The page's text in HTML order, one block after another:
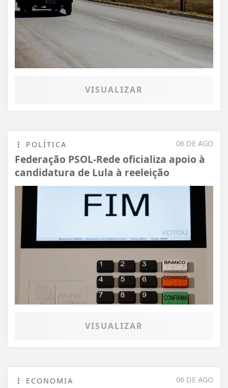
VISUALIZAR
06 DE AGO
POLÍTICA
Federação PSOL-Rede oficializa apoio à
candidatura de Lula à reeleição
VISUALIZAR
06 DE AGO
ECONOMIA